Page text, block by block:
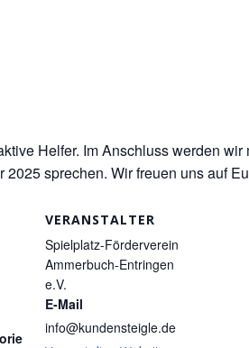
Helfer. Im Anschluss werden
sprechen. Wir freuen uns auf
VERANSTALTER
Spielplatz-Förderverein
Ammerbuch-Entringen
e.V.
E-Mail
info@kundensteigle.de